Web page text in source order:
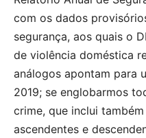
com os dados
segurança, aos quais o
de violência doméstica
análogos apontam para
2019; se englobarmos
crime, que inclui
ascendentes e